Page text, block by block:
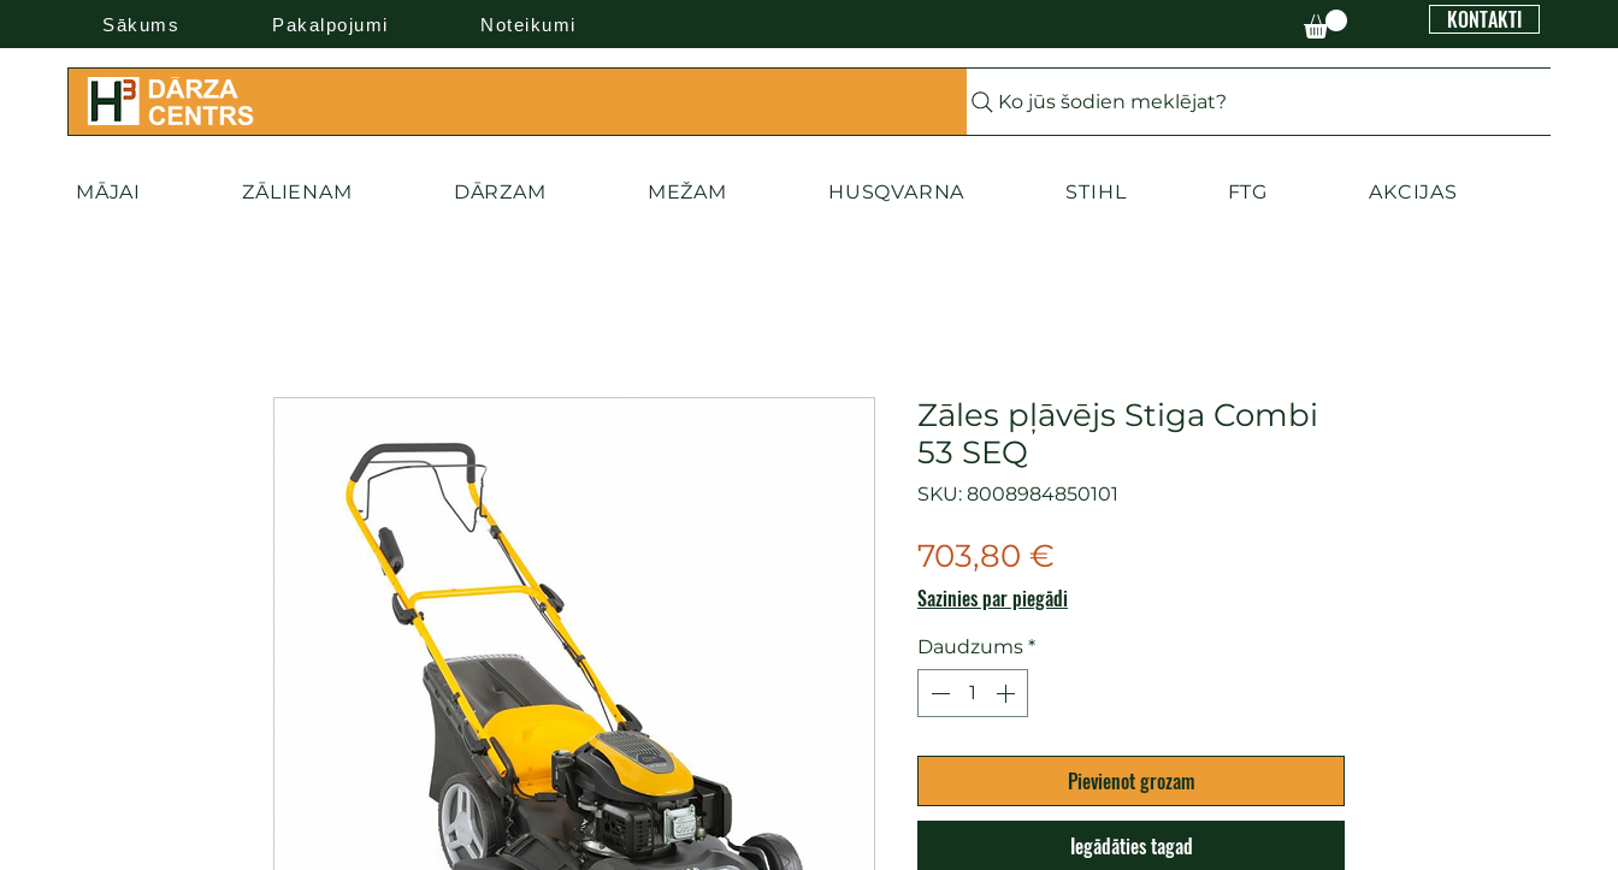
Sākums Pakalpojumi Noteikumi KONTAKTI
Ko jūs šodien meklējat?
MĀJAI ZĀLIENAM DĀRZAM MEŽAM HUSQVARNA STIHL FTG AKCIJAS
Zāles pļāvējs Stiga Combi
53 SEQ
SKU: 8008984850101
703,80 €
Sazinies par piegādi
Daudzums *
Pievienot grozam
Iegādāties tagad